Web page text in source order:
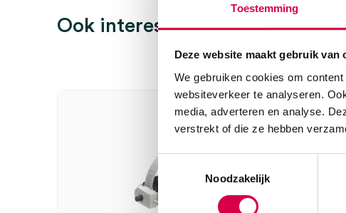
Toestemming
Deze website maakt gebruik van
We gebruiken cookies om
websiteverkeer te analyseren.
media, adverteren en analyse.
verstrekt of die ze hebben
Noodzakelijk
mPack, plug-in transformer
Wees de eerste om “Heine mPack en plug-in
om een beoordeling te plaatsen.
Ook interessant